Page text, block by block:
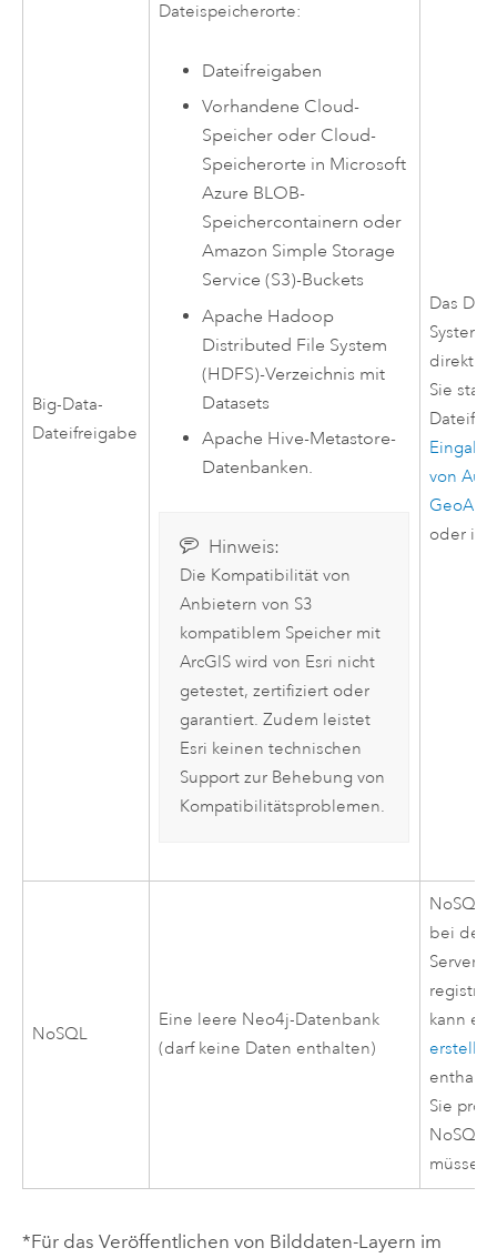
Big-Data-
Dateifreigabe
Dateispeicherorte:
Dateifreigaben
Vorhandene Cloud-
Speicher oder Cloud-
Speicherorte in Microsoft
Azure BLOB-
Speichercontainern oder
Amazon Simple Storage
Service (S3)-Buckets
Apache Hadoop
Distributed File System
(HDFS)-Verzeichnis mit
Datasets
Apache Hive-Metastore-
Datenbanken.
Hinweis:
Die Kompatibilität von
Anbietern von S3
kompatiblem Speicher mit
ArcGIS wird von Esri nicht
getestet, zertifiziert oder
garantiert. Zudem leistet
Esri keinen technischen
Support zur Behebung von
Kompatibilitätsproblemen.
Das
direkt
Sie
von
oder in
NoSQL
Eine leere Neo4j-Datenbank
(darf keine Daten enthalten)
NoSQL-
bei der
Server
kann
Sie pro
NoSQL-
müssen.
*Für das Veröffentlichen von Bilddaten-Layern im